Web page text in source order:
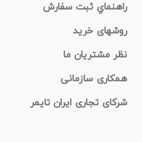
راهنماي ثبت سفارش
روشهای خرید
نظر مشتریان ما
همکاری سازمانی
شرکای تجاری ایران تایمر